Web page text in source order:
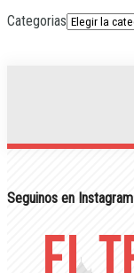
Categorias
Seguinos en Instagram